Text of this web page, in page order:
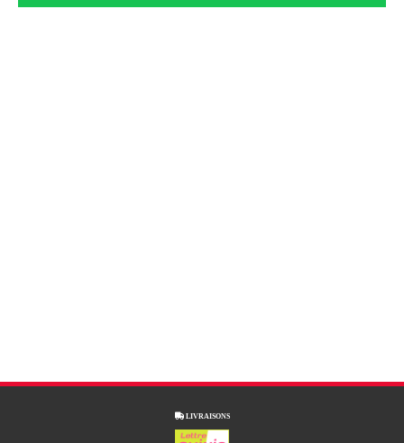
 LIVRAISONS